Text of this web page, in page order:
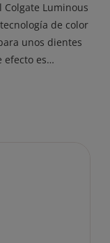
Colgate Luminous
de color
unos dientes
efecto es